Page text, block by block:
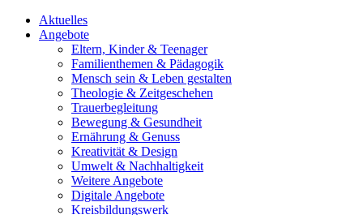
Aktuelles
Angebote
Eltern, Kinder & Teenager
Familienthemen & Pädagogik
Mensch sein & Leben gestalten
Theologie & Zeitgeschehen
Trauerbegleitung
Bewegung & Gesundheit
Ernährung & Genuss
Kreativität & Design
Umwelt & Nachhaltigkeit
Weitere Angebote
Digitale Angebote
Kreisbildungswerk